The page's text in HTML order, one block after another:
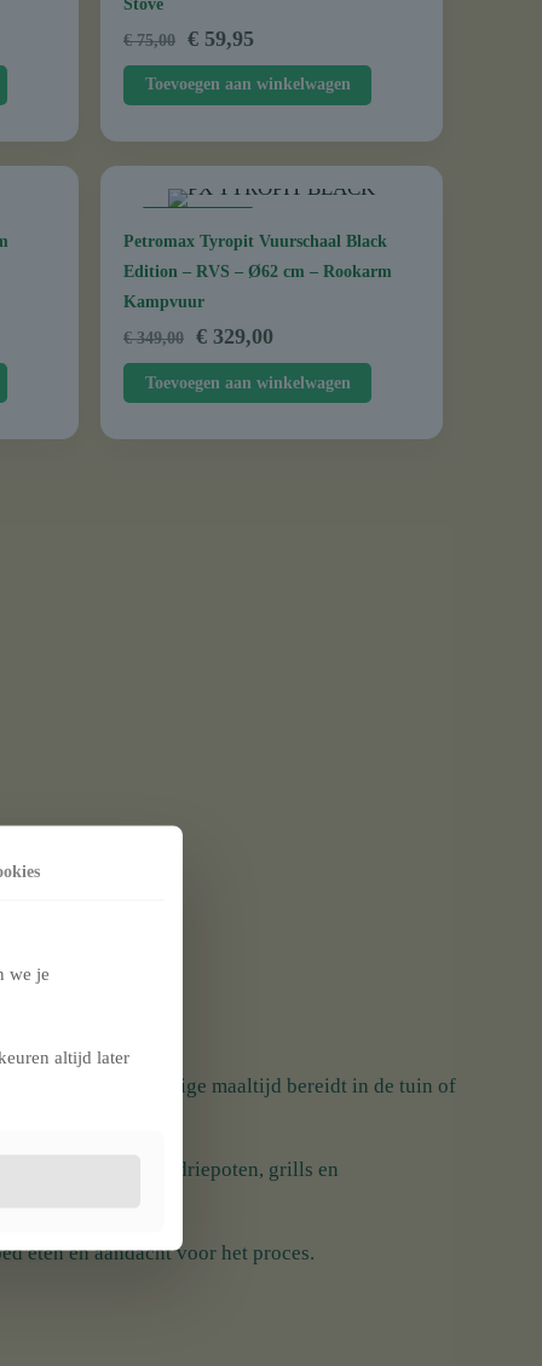
Stove
€75,00
Oorspronkelijke
prijs
was:
€ 59,95Huidige
prijs
is:
Toevoegen aan winkelwagen
Petromax Tyropit Vuurschaal Black
Edition – RVS – Ø62 cm – Rookarm
Kampvuur
€349,00
Oorspronkelijke
prijs
was:
€ 329,00
prijs
is:
Toevoegen aan winkelwagen
je nu een eenvoudige maaltijd bereidt in de tuin of
pannen tot driepoten, grills en
eten en aandacht voor het proces.
we je
altijd later